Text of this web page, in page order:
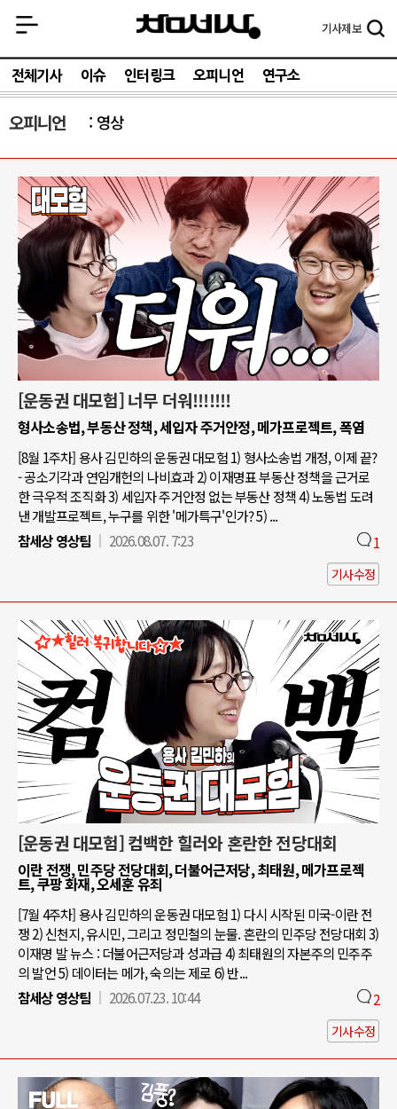
기사제보
전체기사 이슈 인터링크 오피니언 연구소
오피니언 영상
[운동권 대모험] 너무 더워!!!!!!!
형사소송법, 부동산 정책, 세입자 주거안정, 메가프로젝트, 폭염
[8월 1주차] 용사 김민하의 운동권 대모험 1) 형사소송법 개정, 이제 끝?
- 공소기각과 연임개헌의 나비효과 2) 이재명표 부동산 정책을 근거로
한 극우적 조직화 3) 세입자 주거안정 없는 부동산 정책 4) 노동법 도려
낸 개발프로젝트, 누구를 위한 '메가특구'인가? 5) ...
참세상 영상팀
2026.08.07. 7:23 1
기사수정
[운동권 대모험] 컴백한 힐러와 혼란한 전당대회
이란 전쟁, 민주당 전당대회, 더불어근저당, 최태원, 메가프로젝
트, 쿠팡 화재, 오세훈 유죄
[7월 4주차] 용사 김민하의 운동권 대모험 1) 다시 시작된 미국-이란 전
쟁 2) 신천지, 유시민, 그리고 정민철의 눈물. 혼란의 민주당 전당대회 3)
이재명 발 뉴스 : 더불어근저당과 성과급 4) 최태원의 자본주의 민주주
의 발언 5) 데이터는 메가, 숙의는 제로 6) 반...
참세상 영상팀
2026.07.23. 10:44 2
기사수정